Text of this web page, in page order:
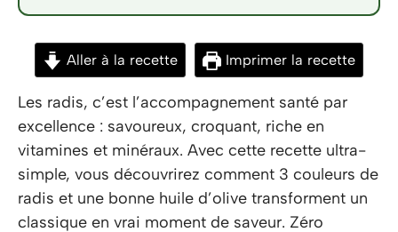
Aller à la recette Imprimer la recette
Les radis, c’est l’accompagnement santé par
excellence : savoureux, croquant, riche en
vitamines et minéraux. Avec cette recette ultra-
simple, vous découvrirez comment 3 couleurs de
radis et une bonne huile d’olive transforment un
classique en vrai moment de saveur. Zéro